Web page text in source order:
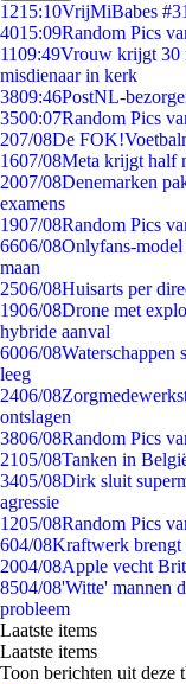
1215:10VrijMiBabes
4015:09Random Pics
1109:49Vrouw krijgt 30
misdienaar in kerk
3809:46PostNL-
3500:07Random Pics
207/08De
1607/08Meta krijgt half
2007/08Denemarken
examens
1907/08Random Pics
6606/08Onlyfans-
maan
2506/08Huisarts per
1906/08Drone met
hybride aanval
6006/08Waterschappen
leeg
2406/08
ontslagen
3806/08Random Pics
2105/08Tanken in
3405/08Dirk sluit
agressie
1205/08Random Pics
604/08Kraftwerk brengt
2004/08Apple vecht
8504/08'Witte' mannen
probleem
Laatste items
Laatste items
Toon berichten uit deze